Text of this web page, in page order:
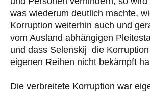
was wiederum deutlich machte,
Korruption weiterhin auch und
vom Ausland abhängigen
und dass Selenskij die
eigenen Reihen nicht bekämpft
Die verbreitete Korruption war